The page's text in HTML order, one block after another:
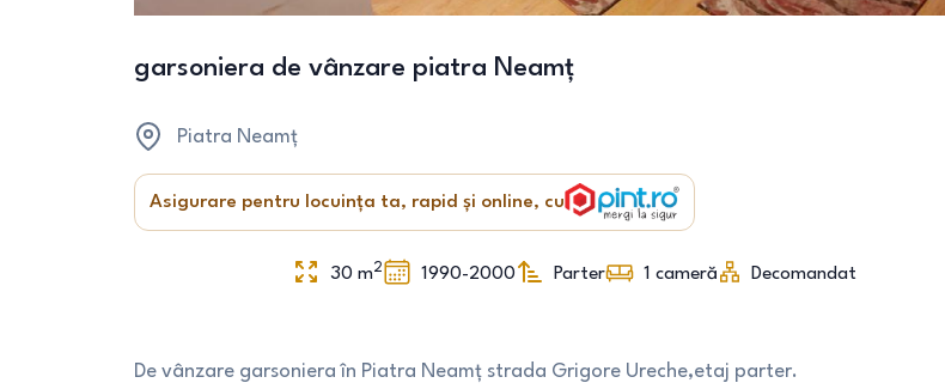
garsoniera de vânzare piatra Neamț
Piatra Neamț
Asigurare pentru locuința ta, rapid și online, cu
30 m2 1990-2000 Parter 1 cameră Decomandat
De vânzare garsoniera în Piatra Neamț strada Grigore Ureche,etaj parter.